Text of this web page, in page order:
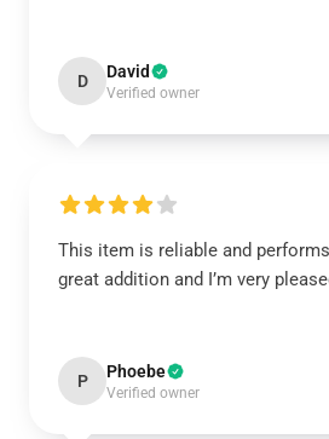
D David
Verified owner
This item is reliable and
great addition and I’m very
P Phoebe
Verified owner